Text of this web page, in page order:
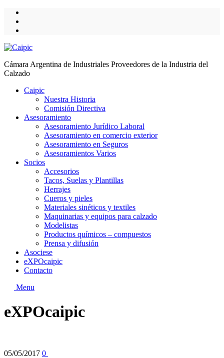
Cámara Argentina de Industriales Proveedores de la Industria del
Calzado
Caipic
Nuestra Historia
Comisión Directiva
Asesoramiento
Asesoramiento Jurídico Laboral
Asesoramiento en comercio exterior
Asesoramiento en Seguros
Asesoramientos Varios
Socios
Accesorios
Tacos, Suelas y Plantillas
Herrajes
Cueros y pieles
Materiales sinéticos y textiles
Maquinarias y equipos para calzado
Modelistas
Productos químicos – compuestos
Prensa y difusión
Asociese
eXPOcaipic
Contacto
Menu
eXPOcaipic
05/05/2017 0